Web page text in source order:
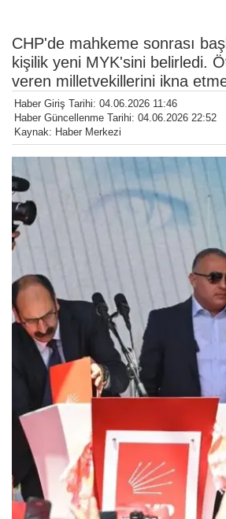
CHP'de mahkeme sonrası
kişilik yeni MYK'sini belirledi.
veren milletvekillerini ikna
Haber Giriş Tarihi: 04.06.2026 11:46
Haber Güncellenme Tarihi: 04.06.2026 22:52
Kaynak: Haber Merkezi